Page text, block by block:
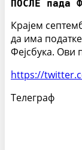
ПОСЛЕ пада
Крајем
да има
Фејсбука. Ови
https://
Телеграф